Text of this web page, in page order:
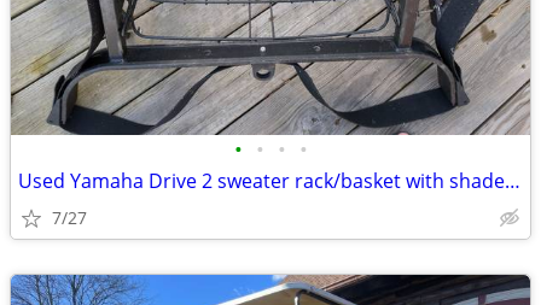
• • • •
Used Yamaha Drive 2 sweater rack/basket with shade and club straps
7/27